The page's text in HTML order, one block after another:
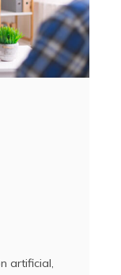
artificial,